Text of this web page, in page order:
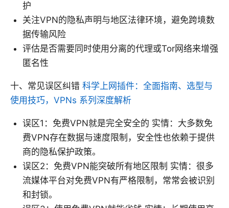
护
关注VPN的隐私声明与地区法律环境，避免跨境数
据传输风险
评估是否需要同时使用分离的代理或Tor网络来增强
匿名性
十、常见误区纠错 科学上网插件：全面指南、选型与
使用技巧，VPNs 系列深度解析
误区1：免费VPN就是完全安全的 实情：大多数免
费VPN存在数据与速度限制，安全性也依赖于提供
商的隐私保护政策。
误区2：免费VPN能突破所有地区限制 实情：很多
流媒体平台对免费VPN有严格限制，常常会被识别
和封锁。